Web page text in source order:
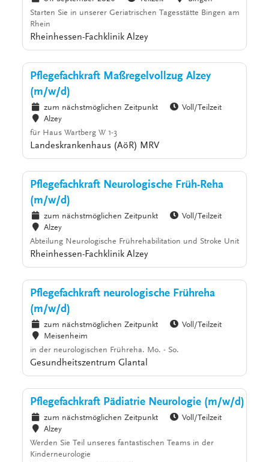
Starten Sie in unserer Geriatrischen Tagesstätte Bingen am
Rhein
Rheinhessen-Fachklinik Alzey
Pflegefachkraft Maßregelvollzug Alzey
(m/w/d)
zum nächstmöglichen Zeitpunkt
Voll/Teilzeit
Alzey
für Haus Wartberg W 1-3
Landeskrankenhaus (AöR) MRV
Pflegefachkraft Neurologische Früh-Reha
(m/w/d)
zum nächstmöglichen Zeitpunkt
Voll/Teilzeit
Alzey
Abteilung Neurologische Frührehabilitation und Stroke Unit
Rheinhessen-Fachklinik Alzey
Pflegefachkraft neurologische Frühreha
(m/w/d)
zum nächstmöglichen Zeitpunkt
Voll/Teilzeit
Meisenheim
in der neurologischen Frühreha. Mo. - So.
Gesundheitszentrum Glantal
Pflegefachkraft Pädiatrie Neurologie (m/w/d)
zum nächstmöglichen Zeitpunkt
Voll/Teilzeit
Alzey
Werden Sie Teil unseres fantastischen Teams in der
Kinderneurologie